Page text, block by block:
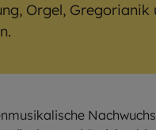
Orgel, Gregorianik